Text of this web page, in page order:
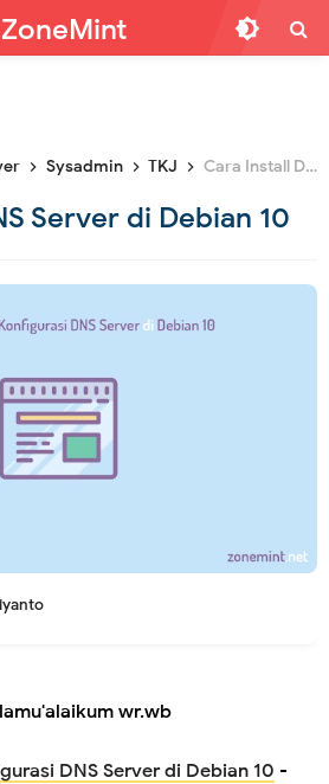
ZoneMint
Sysadmin TKJ Cara Install DNS Server di Debian 10
Server di Debian 10
wr.wb
DNS Server di Debian 10 -